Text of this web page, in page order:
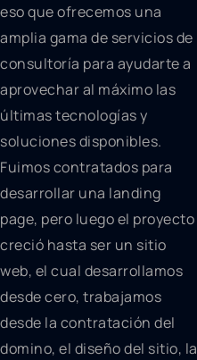
eso que ofrecemos una
amplia gama de servicios de
consultoría para ayudarte a
aprovechar al máximo las
últimas tecnologías y
soluciones disponibles.
Fuimos contratados para
desarrollar una landing
page, pero luego el proyecto
creció hasta ser un sitio
web, el cual desarrollamos
desde cero, trabajamos
desde la contratación del
domino, el diseño del sitio, la